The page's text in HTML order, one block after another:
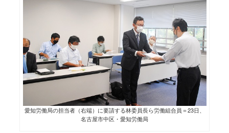
愛知労働局の担当者（右端）に要請する林委員長ら労働組合員＝23日、
名古屋市中区・愛知労働局